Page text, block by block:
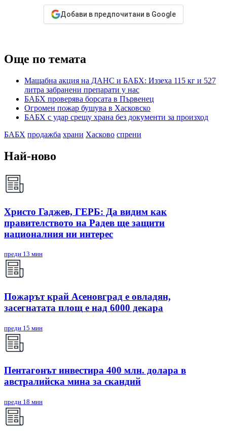
Добави в предпочитани в Google
Още по темата
Мащабна акция на ДАНС и БАБХ: Иззеха 115 кг и 527
литра забранени препарати у нас
БАБХ проверява борсата в Първенец
Огромен пожар бушува в Хасковско
БАБХ с удар срещу храна без документи за произход
БАБХ продажба храни Хасково спрени
Най-ново
Христо Гаджев, ГЕРБ: Да видим как
правителството на Радев ще защити
националния ни интерес
преди 13 мин
Пожарът край Асеновград е овладян,
засегнатата площ е над 6000 декара
преди 15 мин
Пентагонът инвестира 400 млн. долара в
австралийска мина за скандий
преди 18 мин